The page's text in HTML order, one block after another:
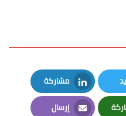
مشاركة
LinkedIn
إرسال